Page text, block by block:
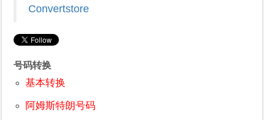
Convertstore
号码转换
基本转换
阿姆斯特朗号码